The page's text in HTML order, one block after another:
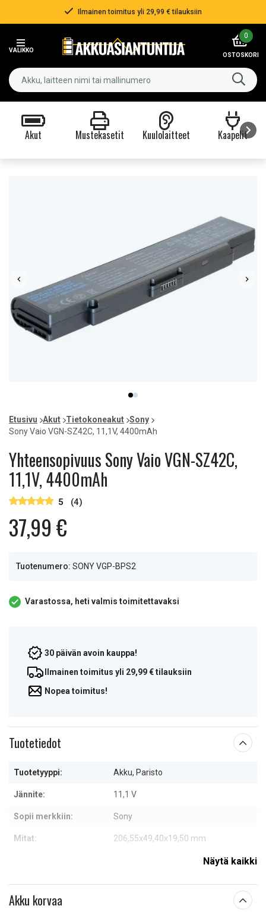
Ilmainen toimitus yli 29,99 € tilauksiin
VALIKKO
0
OSTOSKORI
Akut Mustekasetit Kuulolaitteet Kaapelit
item
0
item
1
of
2
Etusivu Akut Tietokoneakut Sony
Sony Vaio VGN-SZ42C, 11,1V, 4400mAh
Yhteensopivuus Sony Vaio VGN-SZ42C,
11,1V, 4400mAh
5 (4)
37,99 €
Tuotenumero: SONY VGP-BPS2
Varastossa, heti valmis toimitettavaksi
30 päivän avoin kauppa!
Ilmainen toimitus yli 29,99 € tilauksiin
Nopea toimitus!
Tuotetiedot
Tuotetyyppi: Akku, Paristo
Jännite: 11,1 V
Sopii merkkiin: Sony
Mitat: 206,55x49,40x19,50 mm
Näytä kaikki
Akku korvaa